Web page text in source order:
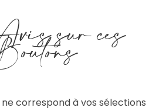
sur ces
ne correspond à vos sélections